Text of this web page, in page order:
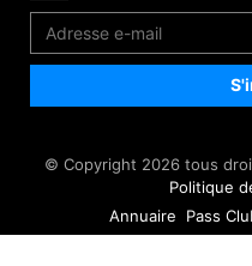
© Copyright 2026 tous
Politique
Annuaire
Pass